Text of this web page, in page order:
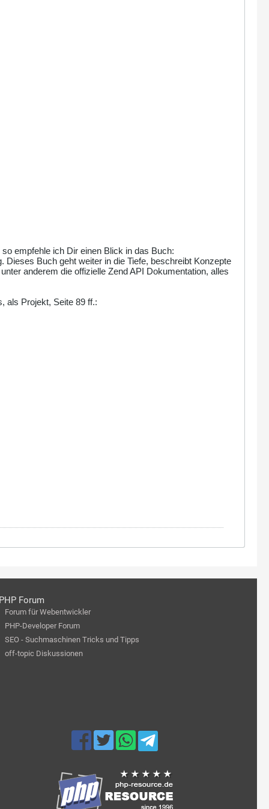
empfehle ich Dir einen Blick in das Buch:
Buch geht weiter in die Tiefe, beschreibt Konzepte
anderem die offizielle Zend API Dokumentation, alles
als Projekt, Seite 89 ff.:
PHP Forum
Forum für Webentwickler
PHP-Developer Forum
SEO - Suchmaschinen Tricks und Tipps
off-topic Diskussionen